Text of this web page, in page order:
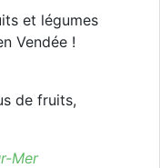
et légumes
Vendée !
de fruits,
Mer